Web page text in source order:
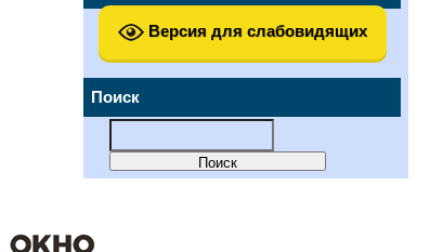
Версия для слабовидящих
Поиск